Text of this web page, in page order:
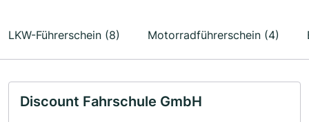
LKW-Führerschein (8) Motorradführerschein (4)
Discount Fahrschule GmbH